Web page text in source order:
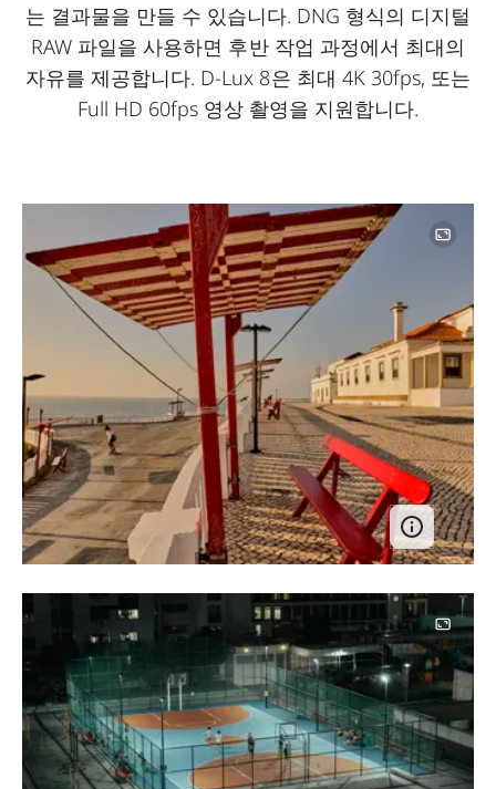
는 결과물을 만들 수 있습니다. DNG 형식의 디지털
RAW 파일을 사용하면 후반 작업 과정에서 최대의
자유를 제공합니다. D-Lux 8은 최대 4K 30fps, 또는
Full HD 60fps 영상 촬영을 지원합니다.